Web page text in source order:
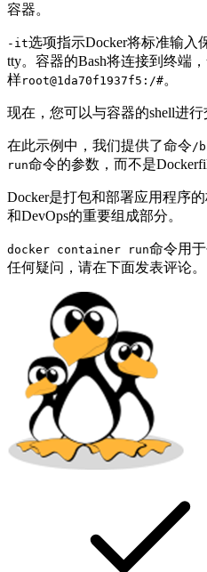
容器。
-it选项指示Docker将标准输入
tty。容器的Bash将连接到终端
样root@1da70f1937f5:/#。
现在，您可以与容器的shell进
在此示例中，我们提供了命令 /
run命令的参数，而不是
Docker是打包和部署应用程序
和DevOps的重要组成部分。
docker container run命令用
任何疑问，请在下面发表评论。